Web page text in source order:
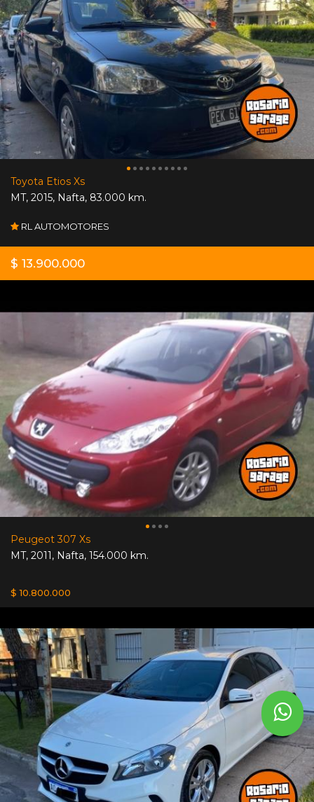
Toyota Etios Xs
MT, 2015, Nafta, 83.000 km.
RL AUTOMOTORES
$ 13.900.000
Peugeot 307 Xs
MT, 2011, Nafta, 154.000 km.
$ 10.800.000